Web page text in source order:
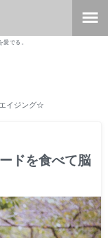
でる。
イジング☆
ドを食べて脳